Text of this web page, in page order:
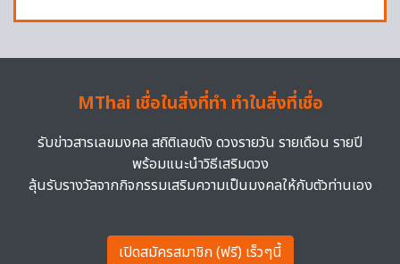
MThai เชื่อในสิ่งที่ทำ ทำในสิ่งที่เชื่อ
รับข่าวสารเลขมงคล สถิติเลขดัง ดวงรายวัน รายเดือน รายปี
พร้อมแนะนำวิธีเสริมดวง
ลุ้นรับรางวัลจากกิจกรรมเสริมความเป็นมงคลให้กับตัวท่านเอง
เปิดสมัครสมาชิก (ฟรี) เร็วๆนี้